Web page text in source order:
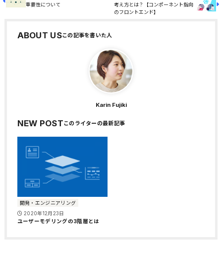
重要性について
考え方とは？【コンポーネント指向
のフロントエンド】
ABOUT US
Karin Fujiki
NEW POST
開発・エンジニアリング
2020年12月23日
ユーザーモデリングの3階層とは